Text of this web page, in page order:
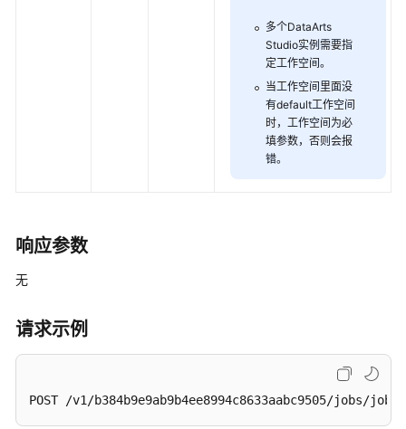
开
资
API
多个DataArts
Studio实例需要指
定工作空间。
当工作空间里面没
有default工作空间
时，工作空间为必
填参数，否则会报
错。
响应参数
无
请求示例
POST /v1/b384b9e9ab9b4ee8994c8633aabc9505/jobs/